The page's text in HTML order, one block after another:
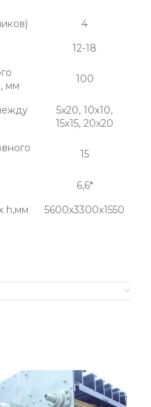
4
12-18
мм
100
5х20, 10х10,
15х15, 20х20
15
6,6*
h,мм
5600х3300х1550